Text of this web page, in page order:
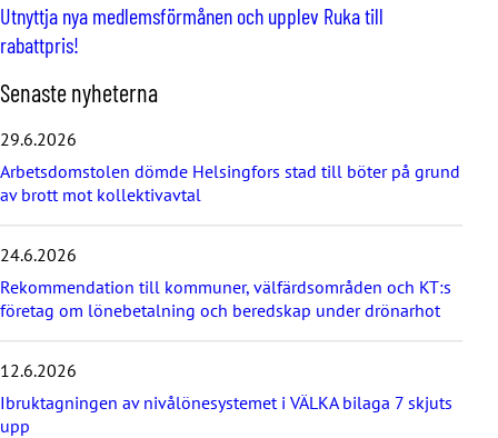
Utnyttja nya medlemsförmånen och upplev Ruka till
rabattpris!
H
o
p
p
a
ö
v
r
d
e
n
a
s
Senaste nyheterna
29.6.2026
Arbetsdomstolen dömde Helsingfors stad till böter på grund
av brott mot kollektivavtal
24.6.2026
Rekommendation till kommuner, välfärdsområden och KT:s
företag om lönebetalning och beredskap under drönarhot
12.6.2026
Ibruktagningen av nivålönesystemet i VÄLKA bilaga 7 skjuts
upp